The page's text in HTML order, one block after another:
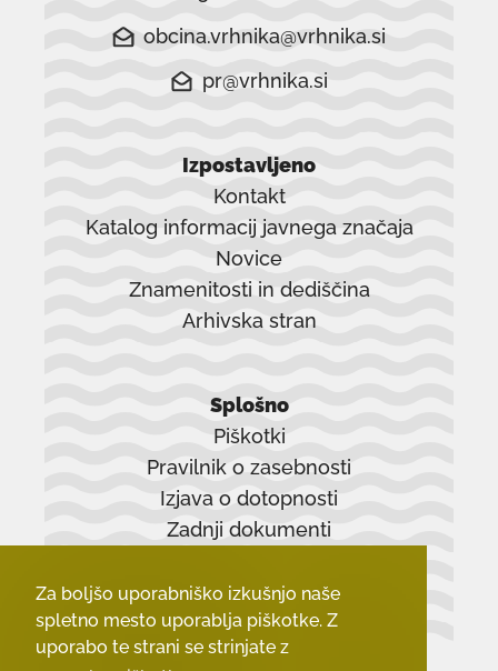
Za boljšo uporabniško izkušnjo naše
spletno mesto uporablja piškotke. Z
uporabo te strani se strinjate z
obcina.vrhnika@vrhnika.si
pr@vrhnika.si
Izpostavljeno
Kontakt
Katalog informacij javnega značaja
Novice
Znamenitosti in dediščina
Arhivska stran
odpre
novem
oknu
Splošno
Piškotki
Pravilnik o zasebnosti
Izjava o dotopnosti
Zadnji dokumenti